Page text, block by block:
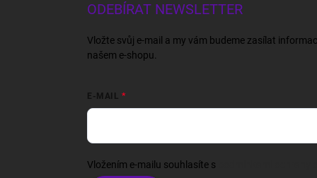
ODEBÍRAT NEWSLETTER
Vložte svůj e-mail a my vám budeme zasílat
našem e-shopu.
E-MAIL
Vložením e-mailu souhlasíte s